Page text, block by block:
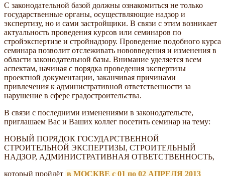
С законодательной базой должны ознакомиться не только
государственные органы, осуществляющие надзор и
экспертизу, но и сами застройщики. В связи с этим возникает
актуальность проведения курсов или семинаров по
стройэкспертизе и стройнадзору. Проведение подобного курса
семинара позволит отслеживать нововведения и изменения в
области законодательной базы. Внимание уделяется всем
аспектам, начиная с порядка проведения экспертизы
проектной документации, заканчивая причинами
привлечения к административной ответственности за
нарушение в сфере градостроительства.
В связи с последними изменениями в законодательсте,
приглашаем Вас и Ваших коллег посетить семинар на тему:
НОВЫЙ ПОРЯДОК ГОСУДАРСТВЕННОЙ
СТРОИТЕЛЬНОЙ ЭКСПЕРТИЗЫ, СТРОИТЕЛЬНЫЙ
НАДЗОР, АДМИНИСТРАТИВНАЯ ОТВЕТСТВЕННОСТЬ,
который пройдёт в МОСКВЕ с 01 по 02 АПРЕЛЯ 2013